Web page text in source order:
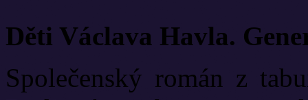
Děti Václava Havla.
Společenský román z